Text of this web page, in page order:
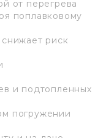
от перегрева
поплавковому
риск
и подтопленных
погружении